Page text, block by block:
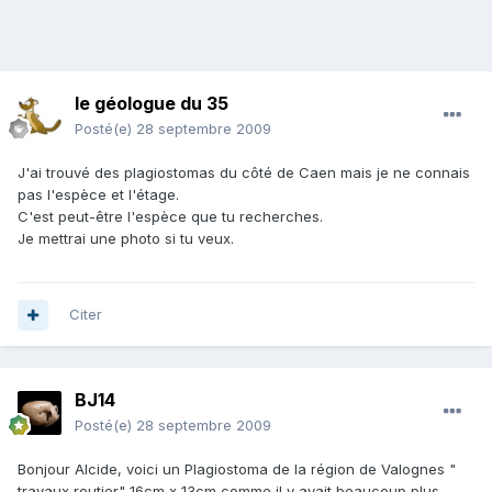
le géologue du 35
Posté(e) 28 septembre 2009
J'ai trouvé des plagiostomas du côté de Caen mais je ne connais
pas l'espèce et l'étage.
C'est peut-être l'espèce que tu recherches.
Je mettrai une photo si tu veux.
Citer
BJ14
Posté(e) 28 septembre 2009
Bonjour Alcide, voici un Plagiostoma de la région de Valognes "